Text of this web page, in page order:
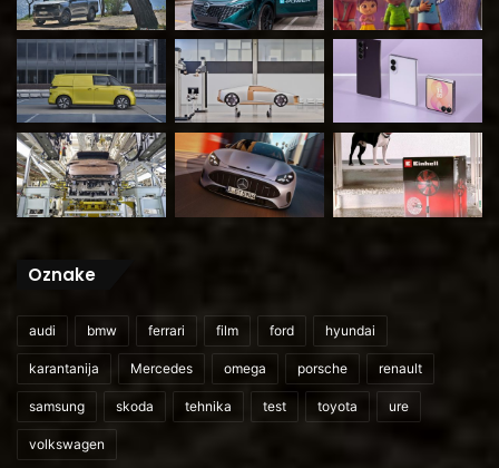
Oznake
audi bmw ferrari film ford hyundai
karantanija Mercedes omega porsche renault
samsung skoda tehnika test toyota ure
volkswagen